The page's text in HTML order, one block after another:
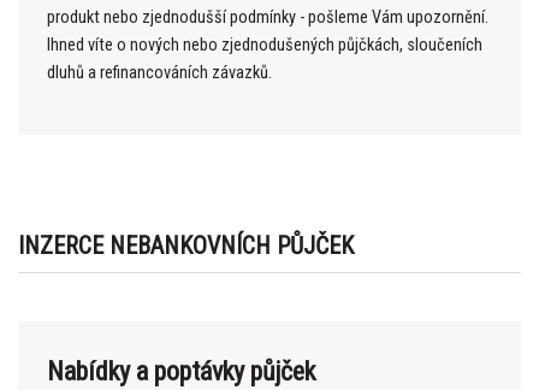
produkt nebo zjednodušší podmínky - pošleme Vám upozornění.
Ihned víte o nových nebo zjednodušených půjčkách, sloučeních
dluhů a refinancováních závazků.
INZERCE NEBANKOVNÍCH PŮJČEK
Nabídky a poptávky půjček